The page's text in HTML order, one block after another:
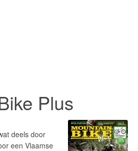
Plus
deels door
een Vlaamse